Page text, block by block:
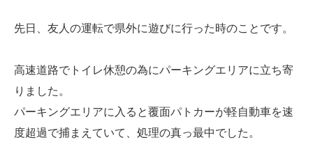
先日、友人の運転で県外に遊びに行った時のことです。
高速道路でトイレ休憩の為にパーキングエリアに立ち寄
りました。
パーキングエリアに入ると覆面パトカーが軽自動車を速
度超過で捕まえていて、処理の真っ最中でした。